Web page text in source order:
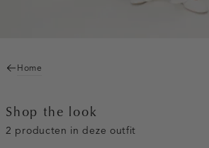
Home
Shop the look
2 producten in deze outfit